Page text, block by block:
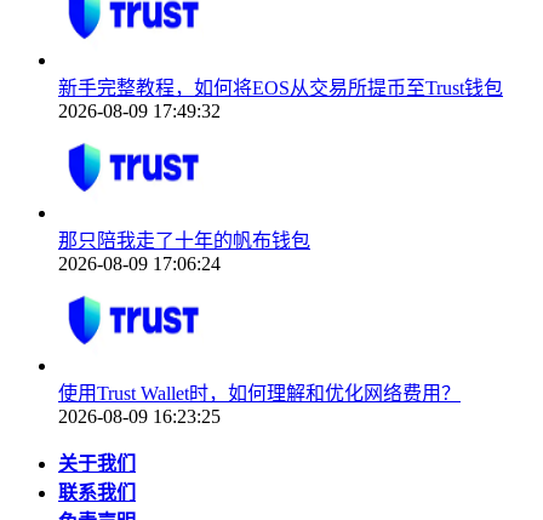
新手完整教程，如何将EOS从交易所提币至Trust钱包
2026-08-09 17:49:32
那只陪我走了十年的帆布钱包
2026-08-09 17:06:24
使用Trust Wallet时，如何理解和优化网络费用？
2026-08-09 16:23:25
关于我们
联系我们